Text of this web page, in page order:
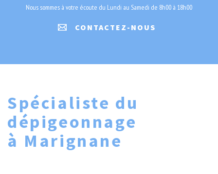
Nous sommes à votre écoute du Lundi au Samedi de 8h00 à 18h00
CONTACTEZ-NOUS
Spécialiste du
dépigeonnage
à Marignane